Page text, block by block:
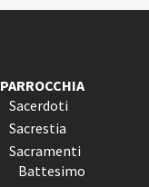
PARROCCHIA
Sacerdoti
Sacrestia
Sacramenti
Battesimo